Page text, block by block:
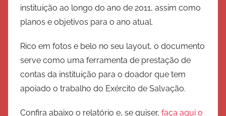
é
r
i
t
o
d
instituição ao longo do ano de 2011, assim como
planos e objetivos para o ano atual.
Rico em fotos e belo no seu layout, o documento
serve como uma ferramenta de prestação de
contas da instituição para o doador que tem
apoiado o trabalho do Exército de Salvação.
Confira abaixo o relatório e, se quiser, faça aqui o